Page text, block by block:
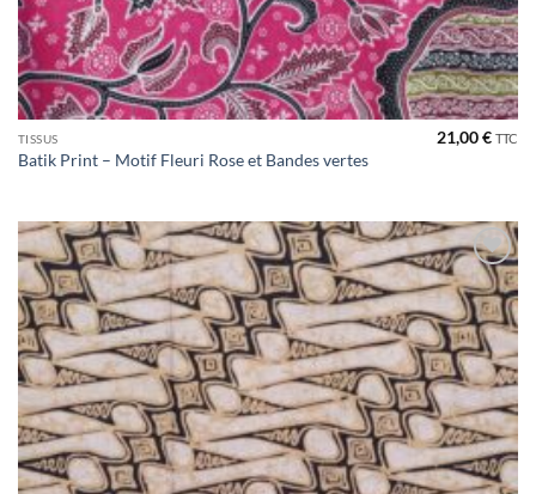
TISSUS
Batik Print – Motif Fleuri Rose et Bandes vertes
21,00€ TTC
Ajouter
à la liste
de
souhaits